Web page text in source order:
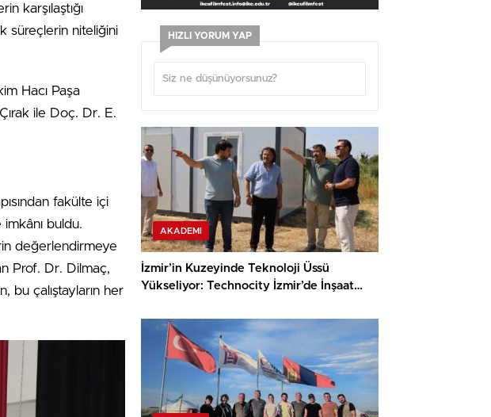
karşılaştığı
süreçlerin niteliğini
Hacı Paşa
ile Doç. Dr. E.
fakülte içi
buldu.
değerlendirmeye
Prof. Dr. Dilmaç,
bu çalıştayların her
HIZLI YORUM YAP
AKADEMI
İzmir’in Kuzeyinde Teknoloji Üssü
Yükseliyor: Technocity İzmir’de İnşaat